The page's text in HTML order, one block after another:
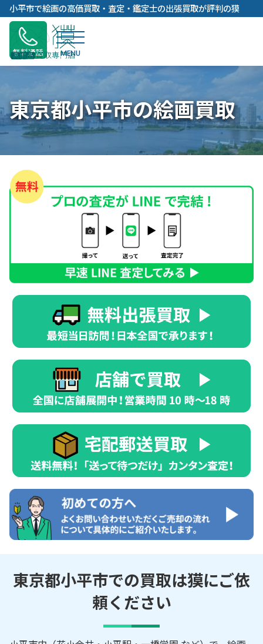
内
容
キ
ッ
小平市で絵画の高価買取・査定・鑑定士の出張買取が評判の獏
無料通話
東京都小平市の絵画買取
東京都小平市での買取は獏にご依
頼ください